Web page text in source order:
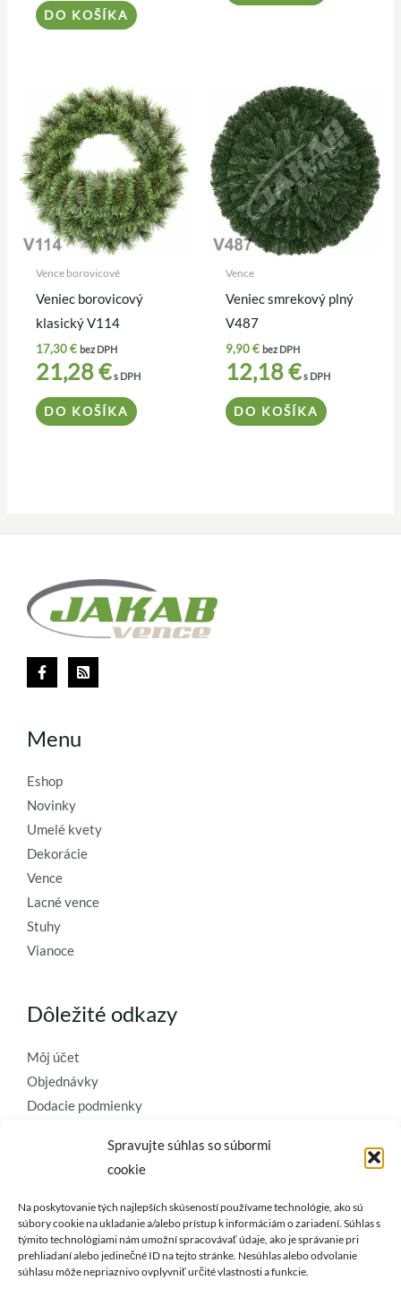
Spravujte súhlas so súbormi
cookie
Na poskytovanie tých najlepších skúseností používame technológie, ako sú
súbory cookie na ukladanie a/alebo prístup k informáciám o zariadení. Súhlas s
týmito technológiami nám umožní spracovávať údaje, ako je správanie pri
prehliadaní alebo jedinečné ID na tejto stránke. Nesúhlas alebo odvolanie
súhlasu môže nepriaznivo ovplyvniť určité vlastnosti a funkcie.
DO KOŠÍKA
Vence borovicové
Veniec borovicový
klasický V114
17,30€ bez DPH
21,28€s DPH
DO KOŠÍKA
Vence
Veniec smrekový plný
V487
9,90€ bez DPH
12,18€s DPH
DO KOŠÍKA
Menu
Eshop
Novinky
Umelé kvety
Dekorácie
Vence
Lacné vence
Stuhy
Vianoce
Dôležité odkazy
Môj účet
Objednávky
Dodacie podmienky
Ochrana osobných údajov
Zásady používania súborov cookie
Kontaktujte nás a požiadajte o
najkvalitnejšie umelé kvety a
dekorácie..